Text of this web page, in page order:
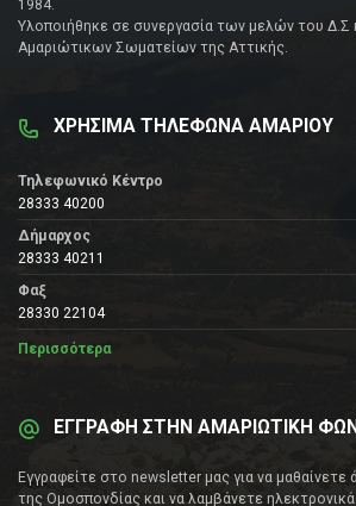
1984.
Υλοποιήθηκε σε συνεργασία των μελών του
Αμαριώτικων Σωματείων της Αττικής.
ΧΡΗΣΙΜΑ ΤΗΛΕΦΩΝΑ ΑΜΑΡΙΟΥ
Τηλεφωνικό Κέντρο
28333 40200
Δήμαρχος
28333 40211
Φαξ
28330 22104
Περισσότερα
ΕΓΓΡΑΦΗ ΣΤΗΝ ΑΜΑΡΙΩΤΙΚΗ
Εγγραφείτε στο newsletter μας για να μαθαίνετε
της Ομοσπονδίας και να λαμβάνετε